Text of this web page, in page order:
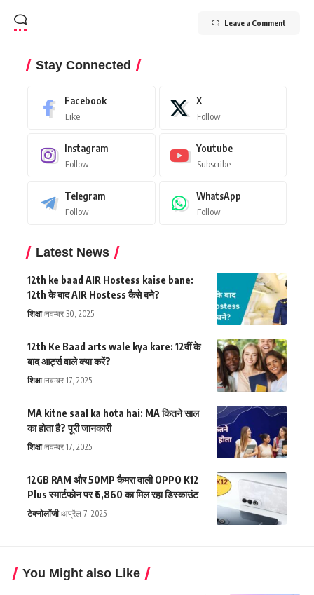
Leave a Comment
Stay Connected
Facebook
Like
X
Follow
Instagram
Follow
Youtube
Subscribe
Telegram
Follow
WhatsApp
Follow
Latest News
12th ke baad AIR Hostess kaise bane:
12th के बाद AIR Hostess कैसे बने?
शिक्षा नवम्बर 30, 2025
12th Ke Baad arts wale kya kare: 12वीं के
बाद आर्ट्स वाले क्या करें?
शिक्षा नवम्बर 17, 2025
MA kitne saal ka hota hai: MA कितने साल
का होता है? पूरी जानकारी
शिक्षा नवम्बर 17, 2025
12GB RAM और 50MP कैमरा वाली OPPO K12
Plus स्मार्टफोन पर ₹6,860 का मिल रहा डिस्काउंट
टेक्नोलॉजी अप्रैल 7, 2025
You Might also Like